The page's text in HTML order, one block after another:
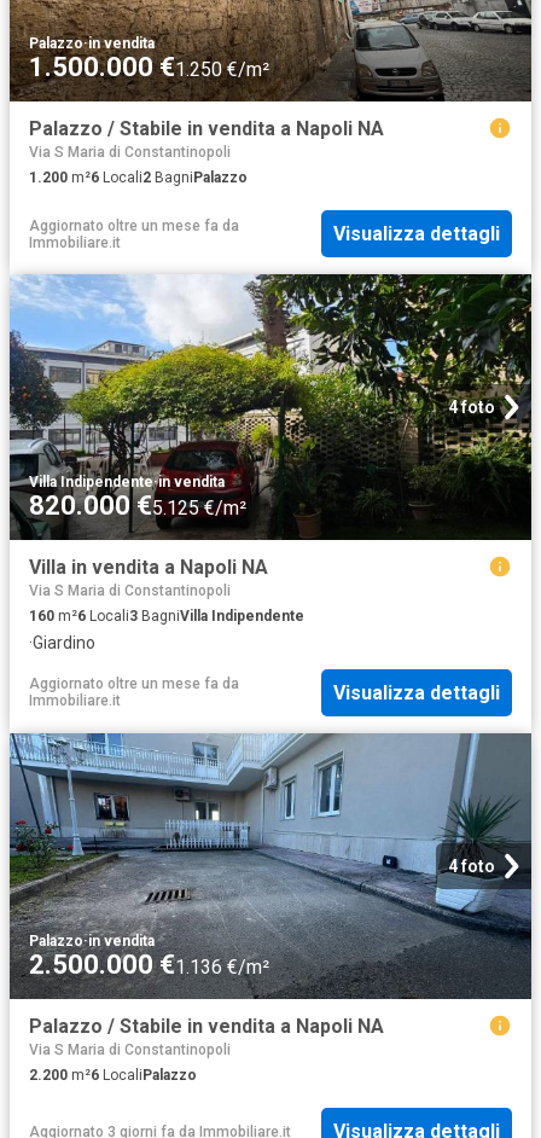
Palazzo·in vendita
1.500.000 €1.250 €/m²
Palazzo / Stabile in vendita a Napoli NA
Via S Maria di Constantinopoli
1.200 m²6 Locali2 BagniPalazzo
Aggiornato oltre un mese fa da
Immobiliare.it
Visualizza dettagli
4 foto
Villa Indipendente·in vendita
820.000 €5.125 €/m²
Villa in vendita a Napoli NA
Via S Maria di Constantinopoli
160 m²6 Locali3 BagniVilla Indipendente
·Giardino
Aggiornato oltre un mese fa da
Immobiliare.it
Visualizza dettagli
4 foto
Palazzo·in vendita
2.500.000 €1.136 €/m²
Palazzo / Stabile in vendita a Napoli NA
Via S Maria di Constantinopoli
2.200 m²6 LocaliPalazzo
Aggiornato 3 giorni fa da Immobiliare.it Visualizza dettagli